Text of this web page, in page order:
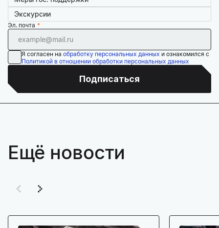
Экскурсии
Эл. почта
Я согласен на обработку персональных данных и ознакомился с
Политикой в отношении обработки персональных данных
Подписаться
Ещё новости